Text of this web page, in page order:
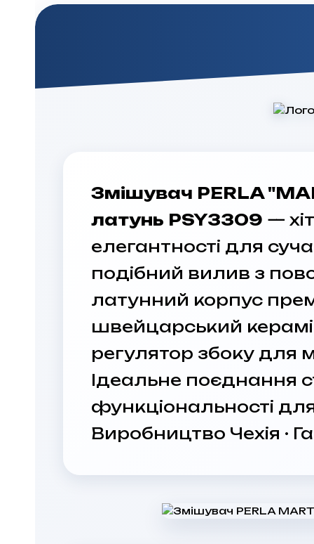
Змішувач PERLA
латунь PSY3309 —
елегантності для
подібний вилив з
латунний корпус
швейцарський
регулятор збоку для
Ідеальне поєднання
функціональності
Виробництво Чехія ·